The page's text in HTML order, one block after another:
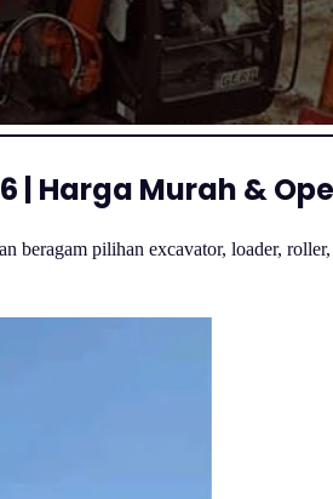
| Harga Murah &
pilihan excavator, loader,